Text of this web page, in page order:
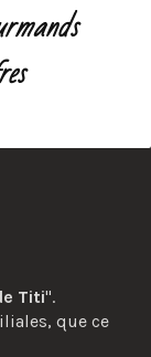
Titi".
que ce